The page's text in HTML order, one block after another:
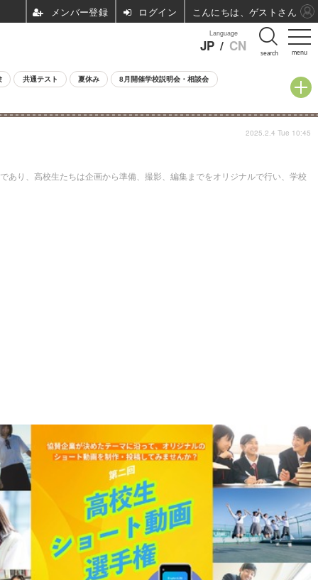
menu
Language
JP / CN search
共通テスト 夏休み 8月開催学校説明会・相談会
り、高校生たちは企画から準備、撮影、編集までをオリジナルで行い、学校
2025.2.4 Tue 10:45
ログイン こんにちは、ゲストさん